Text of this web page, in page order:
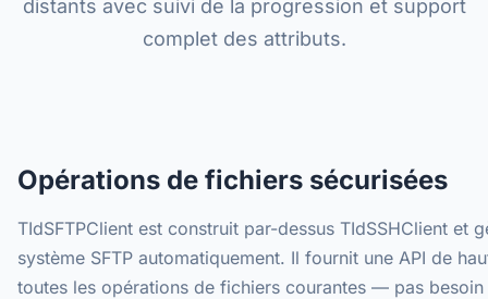
distants avec suivi de la progression et support
complet des attributs.
Opérations de fichiers sécurisées
TIdSFTPClient est construit par-dessus TIdSSHClient et
système SFTP automatiquement. Il fournit une API de
toutes les opérations de fichiers courantes — pas